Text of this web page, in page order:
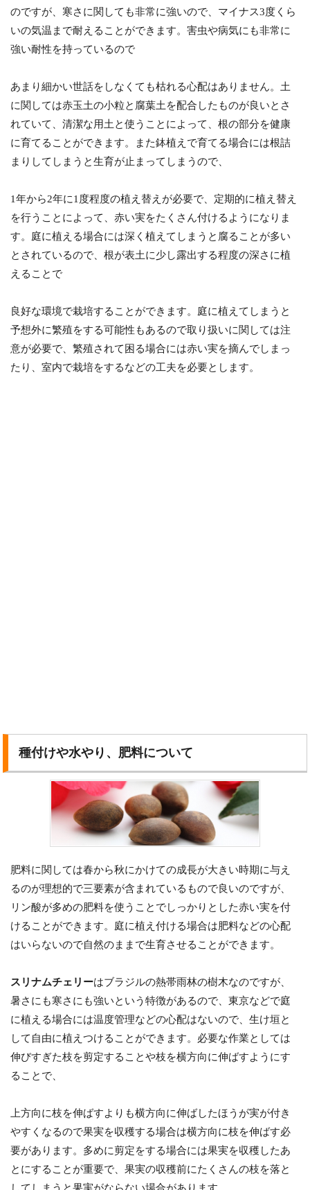
のですが、寒さに関しても非常に強いので、マイナス3度くら
いの気温まで耐えることができます。害虫や病気にも非常に
強い耐性を持っているので
あまり細かい世話をしなくても枯れる心配はありません。土
に関しては赤玉土の小粒と腐葉土を配合したものが良いとさ
れていて、清潔な用土と使うことによって、根の部分を健康
に育てることができます。また鉢植えで育てる場合には根詰
まりしてしまうと生育が止まってしまうので、
1年から2年に1度程度の植え替えが必要で、定期的に植え替え
を行うことによって、赤い実をたくさん付けるようになりま
す。庭に植える場合には深く植えてしまうと腐ることが多い
とされているので、根が表土に少し露出する程度の深さに植
えることで
良好な環境で栽培することができます。庭に植えてしまうと
予想外に繁殖をする可能性もあるので取り扱いに関しては注
意が必要で、繁殖されて困る場合には赤い実を摘んでしまっ
たり、室内で栽培をするなどの工夫を必要とします。
種付けや水やり、肥料について
肥料に関しては春から秋にかけての成長が大きい時期に与え
るのが理想的で三要素が含まれているもので良いのですが、
リン酸が多めの肥料を使うことでしっかりとした赤い実を付
けることができます。庭に植え付ける場合は肥料などの心配
はいらないので自然のままで生育させることができます。
スリナムチェリーはブラジルの熱帯雨林の樹木なのですが、
暑さにも寒さにも強いという特徴があるので、東京などで庭
に植える場合には温度管理などの心配はないので、生け垣と
して自由に植えつけることができます。必要な作業としては
伸びすぎた枝を剪定することや枝を横方向に伸ばすようにす
ることで、
上方向に枝を伸ばすよりも横方向に伸ばしたほうが実が付き
やすくなるので果実を収穫する場合は横方向に枝を伸ばす必
要があります。多めに剪定をする場合には果実を収穫したあ
とにすることが重要で、果実の収穫前にたくさんの枝を落と